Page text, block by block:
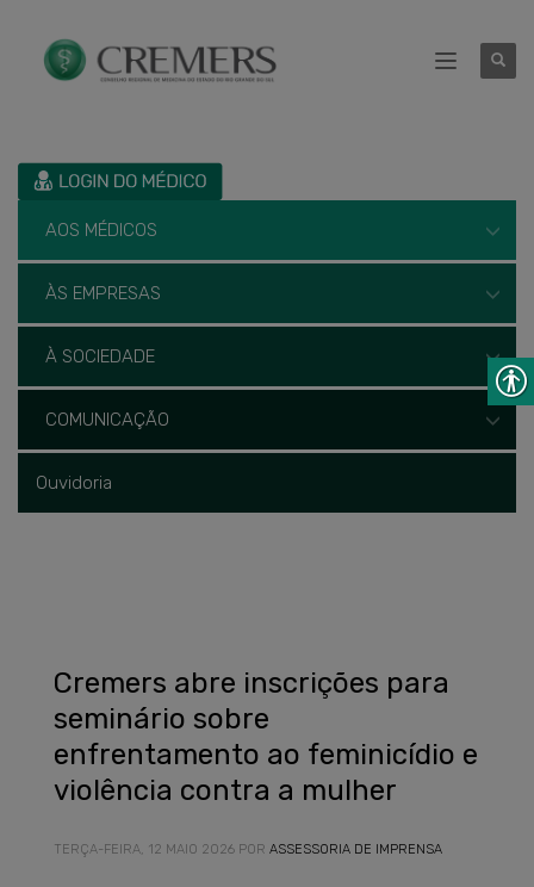
AOS MÉDICOS
ÀS EMPRESAS
À SOCIEDADE
COMUNICAÇÃO
Ouvidoria
Cremers abre inscrições para
seminário sobre
enfrentamento ao feminicídio e
violência contra a mulher
TERÇA-FEIRA, 12 MAIO 2026 POR ASSESSORIA DE IMPRENSA